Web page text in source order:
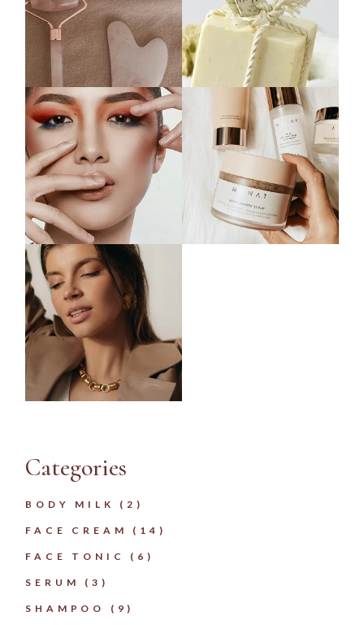
Categories
BODY MILK 2
FACE CREAM 14
FACE TONIC 6
SERUM 3
SHAMPOO 9